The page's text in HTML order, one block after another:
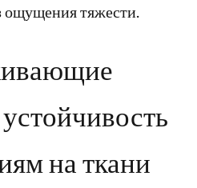
ощущения тяжести.
на ткани